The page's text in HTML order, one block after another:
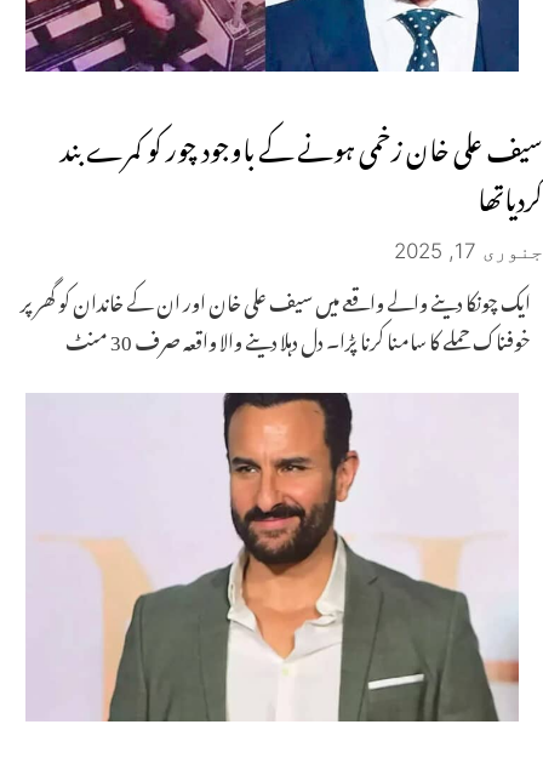
سیف علی خان زخمی ہونے کے باوجود چور کو کمرے بند
کردیاتھا
جنوری 17, 2025
ایک چونکا دینے والے واقعے میں سیف علی خان اور ان کے خاندان کو گھر پر
خوفناک حملے کا سامنا کرنا پڑا۔ دل دہلا دینے والا واقعہ صرف 30 منٹ